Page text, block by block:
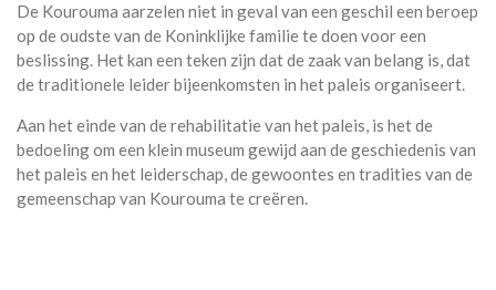
De Kourouma aarzelen niet in geval van een geschil een beroep
op de oudste van de Koninklijke familie te doen voor een
beslissing. Het kan een teken zijn dat de zaak van belang is, dat
de traditionele leider bijeenkomsten in het paleis organiseert.
Aan het einde van de rehabilitatie van het paleis, is het de
bedoeling om een klein museum gewijd aan de geschiedenis van
het paleis en het leiderschap, de gewoontes en tradities van de
gemeenschap van Kourouma te creëren.